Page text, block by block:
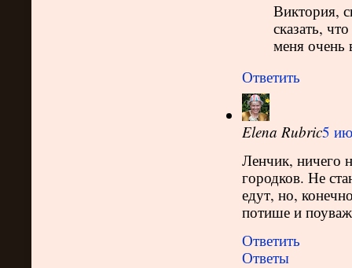
Виктория,
сказать,
меня очень
Ответить
Elena Rubric5
Ленчик, ничего
городков. Не
едут, но,
потише и
Ответить
Ответы